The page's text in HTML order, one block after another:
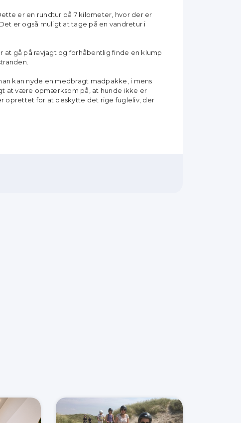
er en rundtur på 7 kilometer, hvor der er
er også muligt at tage på en vandretur i
at gå på ravjagt og forhåbentlig finde en klump
kan nyde en medbragt madpakke, i mens
at være opmærksom på, at hunde ikke er
oprettet for at beskytte det rige fugleliv, der